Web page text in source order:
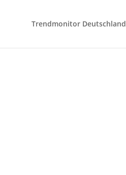
Trendmonitor Deutschland